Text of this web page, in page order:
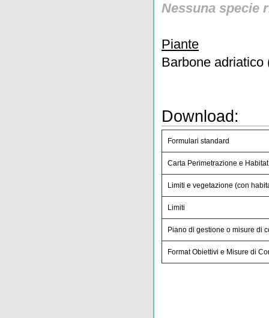
Nessuna specie
Piante
Barbone adriatico
Download:
Formulari standard
Carta Perimetrazione e Habitat
Limiti e vegetazione (con
Limiti
Piano di gestione o misure di
Format Obiettivi e Misure di